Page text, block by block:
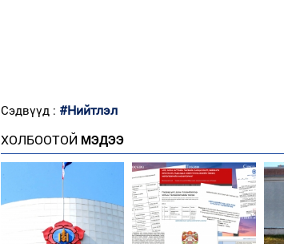
Сэдвүүд : #Нийтлэл
ХОЛБООТОЙ МЭДЭЭ